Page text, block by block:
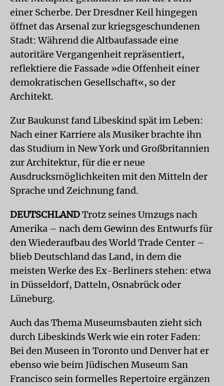
einer Scherbe. Der Dresdner Keil hingegen
öffnet das Arsenal zur kriegsgeschundenen
Stadt: Während die Altbaufassade eine
autoritäre Vergangenheit repräsentiert,
reflektiere die Fassade »die Offenheit einer
demokratischen Gesellschaft«, so der
Architekt.
Zur Baukunst fand Libeskind spät im Leben:
Nach einer Karriere als Musiker brachte ihn
das Studium in New York und Großbritannien
zur Architektur, für die er neue
Ausdrucksmöglichkeiten mit den Mitteln der
Sprache und Zeichnung fand.
DEUTSCHLANDTrotz seines Umzugs nach
Amerika – nach dem Gewinn des Entwurfs für
den Wiederaufbau des World Trade Center –
blieb Deutschland das Land, in dem die
meisten Werke des Ex-Berliners stehen: etwa
in Düsseldorf, Datteln, Osnabrück oder
Lüneburg.
Auch das Thema Museumsbauten zieht sich
durch Libeskinds Werk wie ein roter Faden:
Bei den Museen in Toronto und Denver hat er
ebenso wie beim Jüdischen Museum San
Francisco sein formelles Repertoire ergänzen